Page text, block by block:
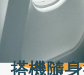
搭機隨